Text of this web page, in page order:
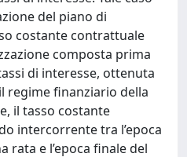
del piano di
costante contrattuale
composta prima
di interesse, ottenuta
regime finanziario della
il tasso costante
intercorrente tra l’epoca
rata e l’epoca finale del